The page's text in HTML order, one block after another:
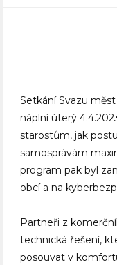
Setkání Svazu
náplní úterý
starostům, jak
samosprávám
program pak byl
obcí a na
Partneři z
technická řešení,
posouvat v